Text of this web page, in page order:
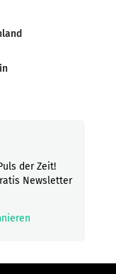
der Zeit!
Newsletter